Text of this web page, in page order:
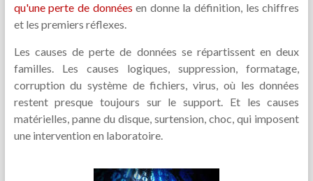
qu'une perte de données en donne la définition, les chiffres
et les premiers réflexes.
Les causes de perte de données se répartissent en deux
familles. Les causes logiques, suppression, formatage,
corruption du système de fichiers, virus, où les données
restent presque toujours sur le support. Et les causes
matérielles, panne du disque, surtension, choc, qui imposent
une intervention en laboratoire.